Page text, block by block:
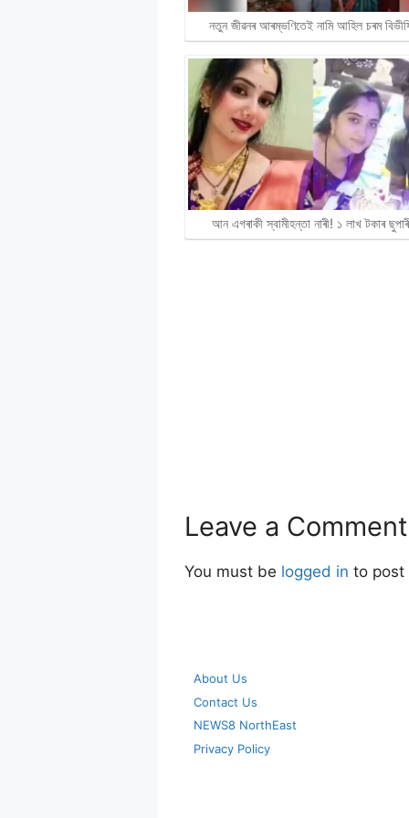
নতুন জীৱনৰ আৰম্ভণিতেই নামি আহিল চৰম
আন এগৰাকী স্বামীহন্তা নাৰী! ১ লাখ টকাৰ
Leave a Comment
You must be logged in to post
About Us
Contact Us
NEWS8 NorthEast
Privacy Policy